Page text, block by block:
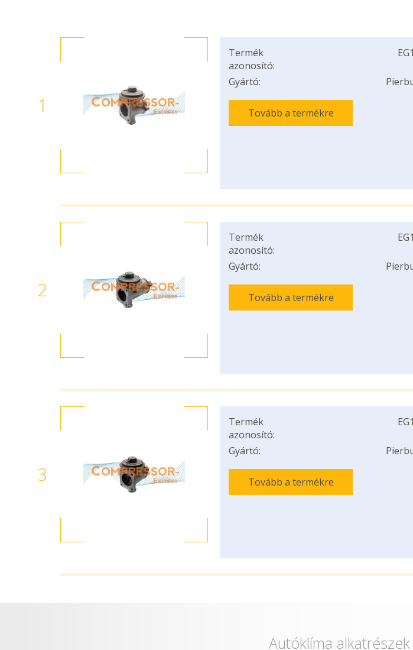
1
Termék
azonosító:
Gyártó:
Tovább a termékre
2
Termék
azonosító:
Gyártó:
Tovább a termékre
3
Termék
azonosító:
Gyártó:
Tovább a termékre
Autóklíma